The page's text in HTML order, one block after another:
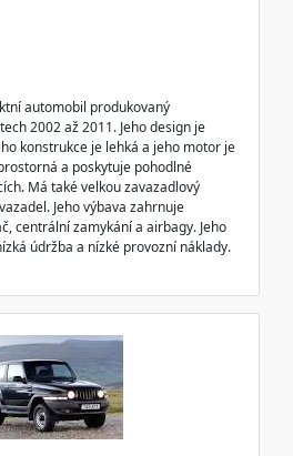
automobil produkovaný
2002 až 2011. Jeho design je
konstrukce je lehká a jeho motor je
a poskytuje pohodlné
Má také velkou zavazadlový
Jeho výbava zahrnuje
centrální zamykání a airbagy. Jeho
údržba a nízké provozní náklady.